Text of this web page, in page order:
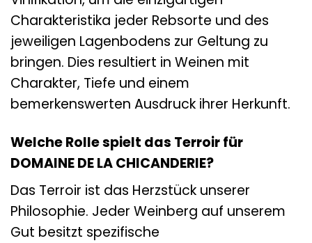
Charakteristika jeder Rebsorte und des
jeweiligen Lagenbodens zur Geltung zu
bringen. Dies resultiert in Weinen mit
Charakter, Tiefe und einem
bemerkenswerten Ausdruck ihrer Herkunft.
Welche Rolle spielt das Terroir für
DOMAINE DE LA CHICANDERIE?
Das Terroir ist das Herzstück unserer
Philosophie. Jeder Weinberg auf unserem
Gut besitzt spezifische